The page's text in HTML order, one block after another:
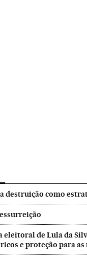
destruição como
eleitoral de Lula da
e proteção para